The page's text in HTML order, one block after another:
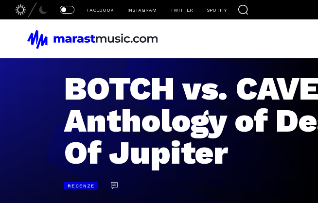
FACEBOOK INSTAGRAM TWITTER SPOTIFY
BOTCH vs.
Anthology of
Of Jupiter
RECENZE